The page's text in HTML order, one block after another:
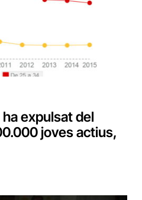
expulsat del
joves actius,